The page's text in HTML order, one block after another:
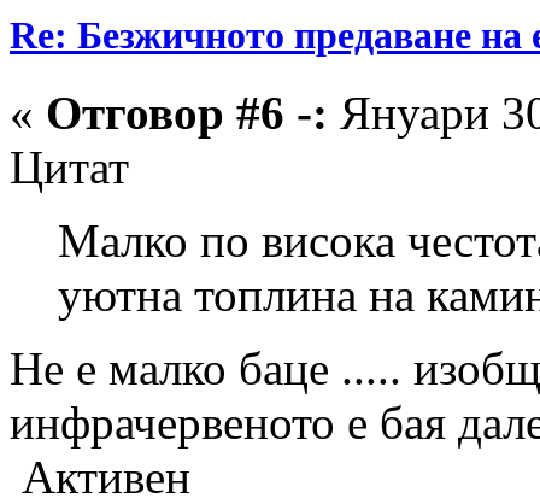
Re: Безжичното предаване на
« Отговор #6 -: Януари
Цитат
Малко по висока
уютна топлина на
Не е малко баце .....
инфрачервеното е бая
Активен